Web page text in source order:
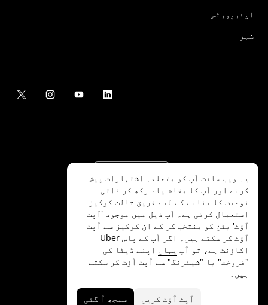
ایئرپورٹس
شہر
©
2026
.Uber Technologies Inc
شرائط
یہ ویب سائٹ آپ کو متعلقہ اشتہارات پیش
کرنے اور آپ کا مقام یاد رکھ کر ذاتی
نوعیت کا بنانے کے لیے فریق ثالث کوکیز
استعمال کرتی ہے۔ آپ ذیل میں موجود 'آپٹ
آؤٹ' بٹن کو منتخب کر کے ان کوکیز سے آپٹ
آؤٹ کر سکتے ہیں۔ اگر آپ کے پاس Uber
اکاؤنٹ ہے، تو آپ یہاں اپنے ڈیٹا کی
"فروخت" یا "شیئرنگ" سے آپٹ آؤٹ کر سکتے
ہیں۔
آپٹ آؤٹ کریں سمجھ آ گئی